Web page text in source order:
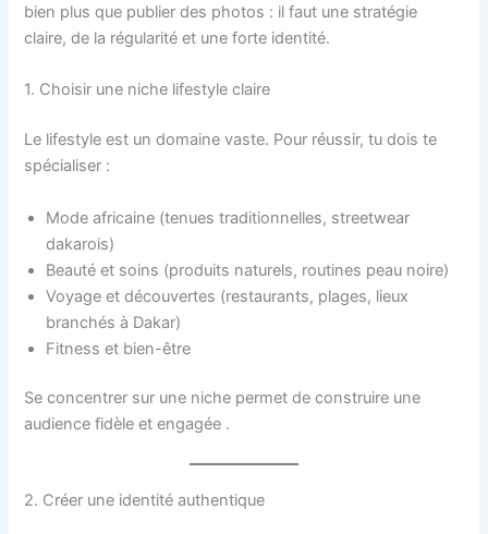
bien plus que publier des photos : il faut une stratégie
claire, de la régularité et une forte identité.
1. Choisir une niche lifestyle claire
Le lifestyle est un domaine vaste. Pour réussir, tu dois te
spécialiser :
Mode africaine (tenues traditionnelles, streetwear
dakarois)
Beauté et soins (produits naturels, routines peau noire)
Voyage et découvertes (restaurants, plages, lieux
branchés à Dakar)
Fitness et bien-être
Se concentrer sur une niche permet de construire une
audience fidèle et engagée .
2. Créer une identité authentique